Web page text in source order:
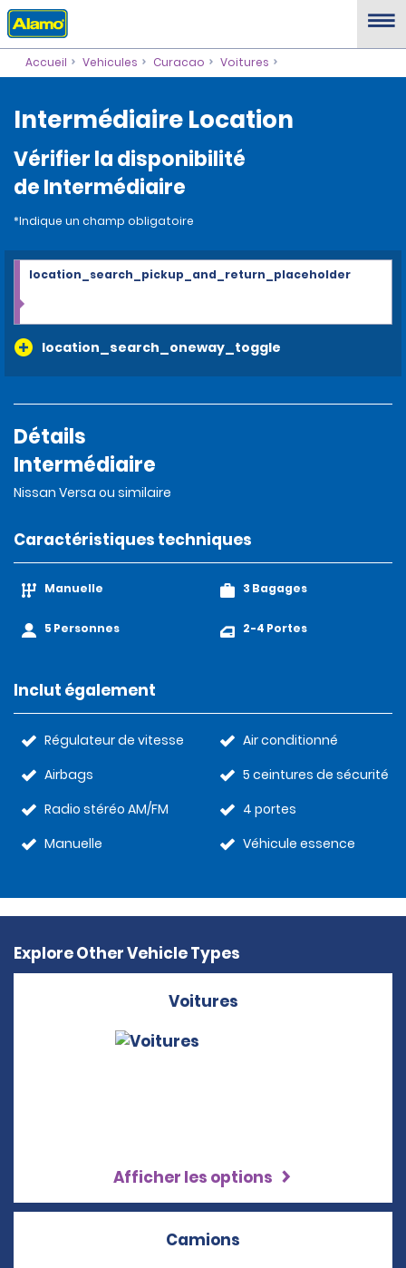
Accueil Vehicules Curacao Voitures
Intermédiaire Location
Vérifier la disponibilité
de Intermédiaire
*Indique un champ obligatoire
location_search_oneway_toggle
location_search_pickup_and_return_placeholder
Détails
Intermédiaire
Nissan Versa ou similaire
Caractéristiques techniques
Manuelle
5 Personnes
3 Bagages
2-4 Portes
Inclut également
Régulateur de vitesse
Airbags
Radio stéréo AM/FM
Manuelle
Air conditionné
5 ceintures de sécurité
4 portes
Véhicule essence
Explore Other Vehicle Types
Voitures
Afficher les options
Camions